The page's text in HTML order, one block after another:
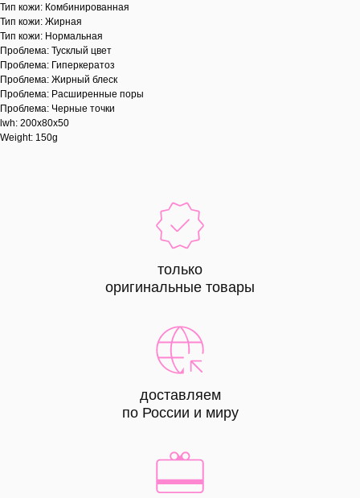
Тип кожи: Комбинированная
Тип кожи: Жирная
Тип кожи: Нормальная
Проблема: Тусклый цвет
Проблема: Гиперкератоз
Проблема: Жирный блеск
Проблема: Расширенные поры
Проблема: Черные точки
lwh: 200x80x50
Weight: 150g
только
оригинальные товары
доставляем
по России и миру